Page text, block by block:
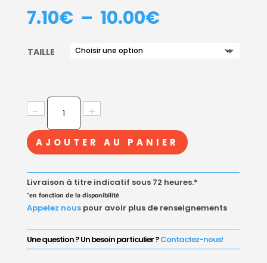
7.10€ – 10.00€PLAGE
TAILLE
-
QUANTITÉ
RACCORD
UNION
MF
GALVA
+
AJOUTER AU PANIER
Livraison à titre indicatif sous 72 heures.*
*en fonction de la disponibilité
Appelez nouspour avoir plus de renseignements
Une question ? Un besoin particulier ?Contactez-nous!